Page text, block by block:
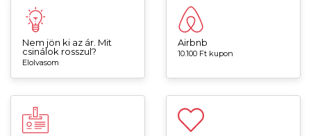
Nem jön ki az ár. Mit
csinálok rosszul?
Elolvasom
Airbnb
10.100 Ft kupon